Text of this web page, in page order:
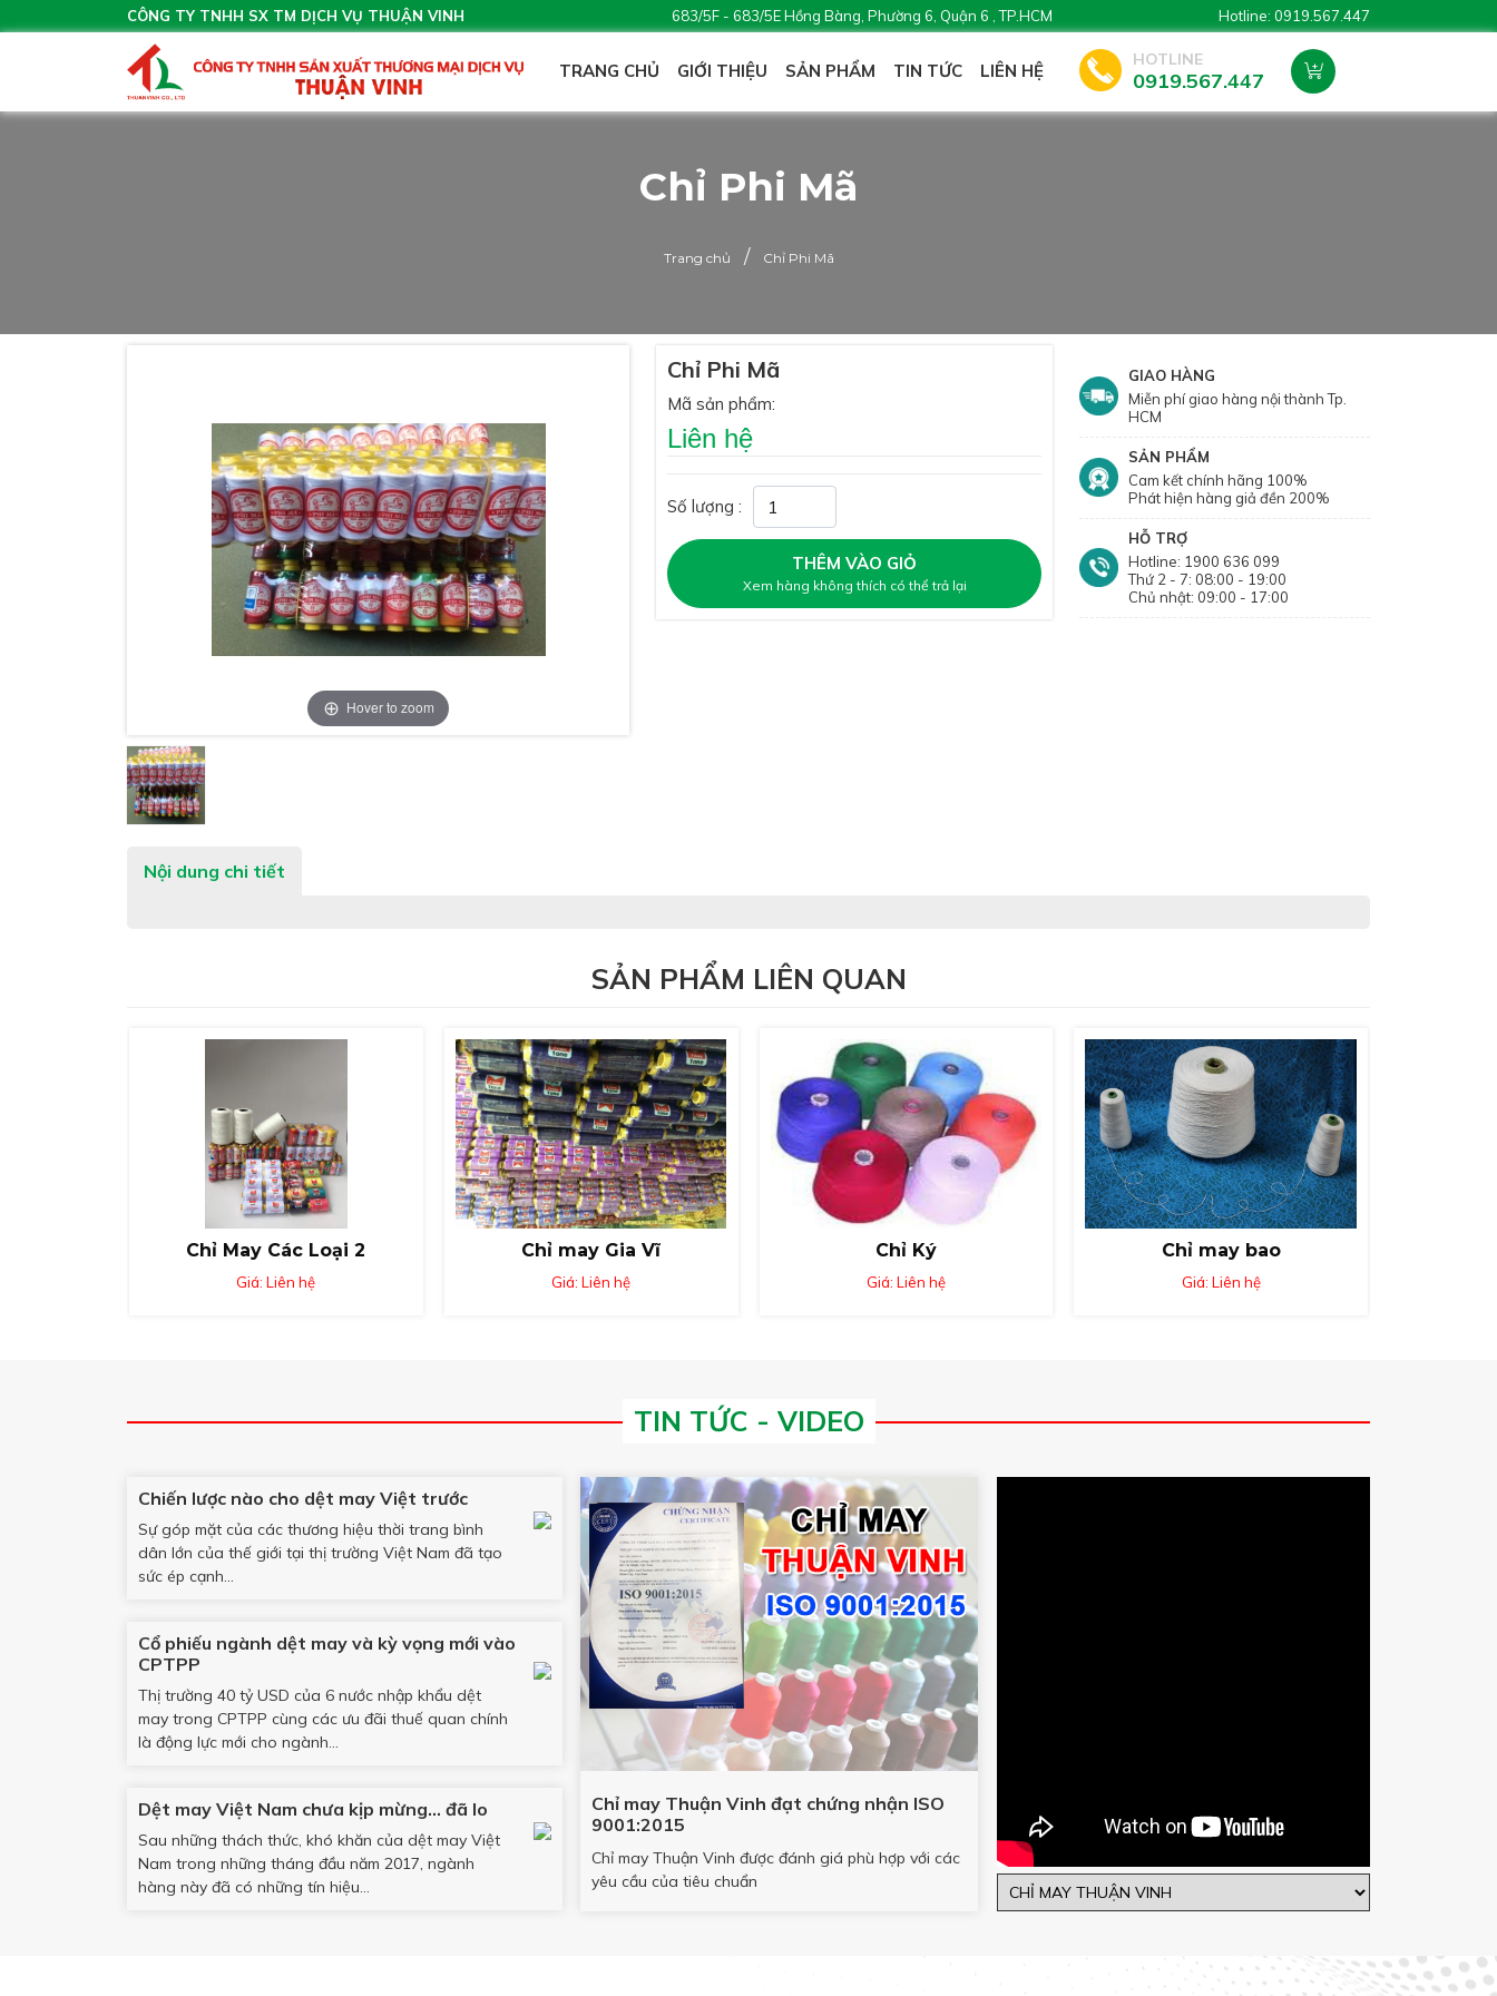
CÔNG TY TNHH SX TM DỊCH VỤ THUẬN VINH 683/5F - 683/5E Hồng Bàng, Phường 6, Quận 6 , TP.HCM Hotline: 0919.567.447
TRANG CHỦ GIỚI THIỆU SẢN PHẨM TIN TỨC LIÊN HỆ
HOTLINE
0919.567.447
Chỉ Phi Mã
Trang chủ / Chỉ Phi Mã
Hover to zoom
Chỉ Phi Mã
Mã sản phẩm:
Liên hệ
Số lượng :
THÊM VÀO GIỎ
Xem hàng không thích có thể trả lại
GIAO HÀNG
Miễn phí giao hàng nội thành Tp.
HCM
SẢN PHẨM
Cam kết chính hãng 100%
Phát hiện hàng giả đền 200%
HỖ TRỢ
Hotline: 1900 636 099
Thứ 2 - 7: 08:00 - 19:00
Chủ nhật: 09:00 - 17:00
Nội dung chi tiết
SẢN PHẨM LIÊN QUAN
Chỉ May Các Loại 2
Giá: Liên hệ
Chỉ may Gia Vĩ
Giá: Liên hệ
Chỉ Ký
Giá: Liên hệ
Chỉ may bao
Giá: Liên hệ
TIN TỨC - VIDEO
Chiến lược nào cho dệt may Việt trước
Sự góp mặt của các thương hiệu thời trang bình
dân lớn của thế giới tại thị trường Việt Nam đã tạo
sức ép cạnh...
Cổ phiếu ngành dệt may và kỳ vọng mới vào
CPTPP
Thị trường 40 tỷ USD của 6 nước nhập khẩu dệt
may trong CPTPP cùng các ưu đãi thuế quan chính
là động lực mới cho ngành...
Dệt may Việt Nam chưa kịp mừng… đã lo
Sau những thách thức, khó khăn của dệt may Việt
Nam trong những tháng đầu năm 2017, ngành
hàng này đã có những tín hiệu...
Chỉ may Thuận Vinh đạt chứng nhận ISO
9001:2015
Chỉ may Thuận Vinh được đánh giá phù hợp với các
yêu cầu của tiêu chuẩn